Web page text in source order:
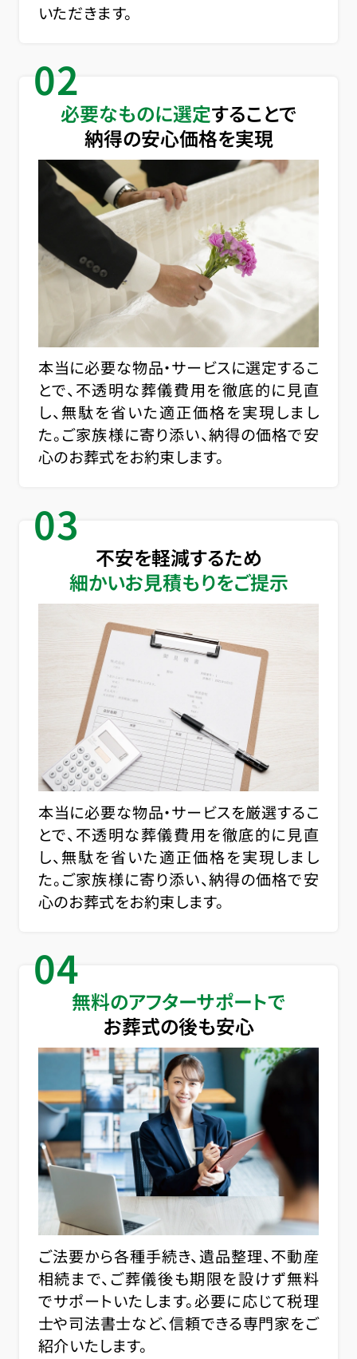
いただきます。
02
必要なものに選定することで
納得の安心価格を実現
本当に必要な物品・サービスに選定するこ
とで、不透明な葬儀費用を徹底的に見直
し、無駄を省いた適正価格を実現しまし
た。ご家族様に寄り添い、納得の価格で安
心のお葬式をお約束します。
03
不安を軽減するため
細かいお見積もりをご提示
本当に必要な物品・サービスを厳選するこ
とで、不透明な葬儀費用を徹底的に見直
し、無駄を省いた適正価格を実現しまし
た。ご家族様に寄り添い、納得の価格で安
心のお葬式をお約束します。
04
無料のアフターサポートで
お葬式の後も安心
ご法要から各種手続き、遺品整理、不動産
相続まで、ご葬儀後も期限を設けず無料
でサポートいたします。必要に応じて税理
士や司法書士など、信頼できる専門家をご
紹介いたします。